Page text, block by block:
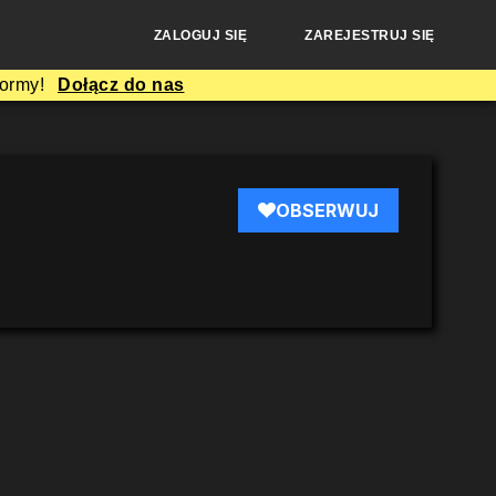
ZALOGUJ SIĘ ZAREJESTRUJ SIĘ
Dołącz do nas
OBSERWUJ